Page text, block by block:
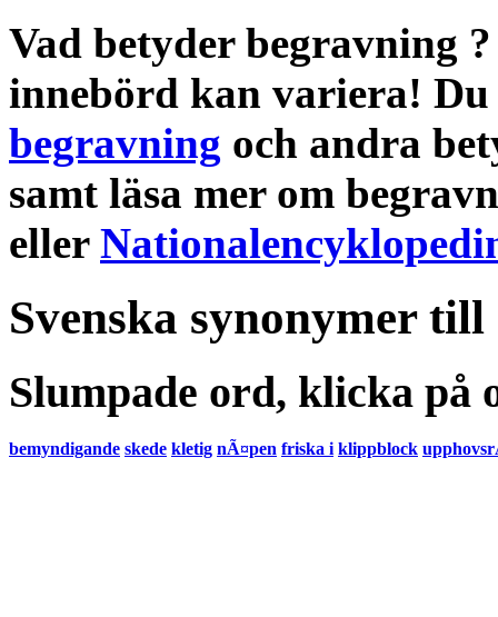
Vad betyder begravning
innebörd kan variera!
begravning och andra
samt läsa mer om
eller
Svenska synonymer
Slumpade ord, klicka på
bemyndigande skede kletig nÃ¤pen friska i klippblock